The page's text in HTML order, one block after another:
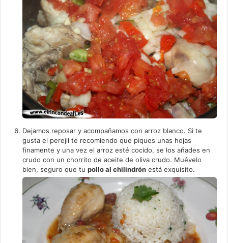
Dejamos reposar y acompañamos con arroz blanco. Si te
gusta el perejil te recomiendo que piques unas hojas
finamente y una vez el arroz esté cocido, se los añades en
crudo con un chorrito de aceite de oliva crudo. Muévelo
bien, seguro que tupollo al chilindrón está exquisito.